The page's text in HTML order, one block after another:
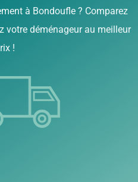
à Bondoufle ? Comparez
votre déménageur au meilleur
!